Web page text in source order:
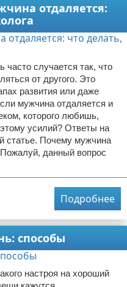
отдаляется:
случается так, что
от другого. Это
развития или даже
мужчина отдаляется и
которого любишь,
усилий? Ответы на
статье. Почему мужчина
данный вопрос
Подробнее
способы
настроя на хороший